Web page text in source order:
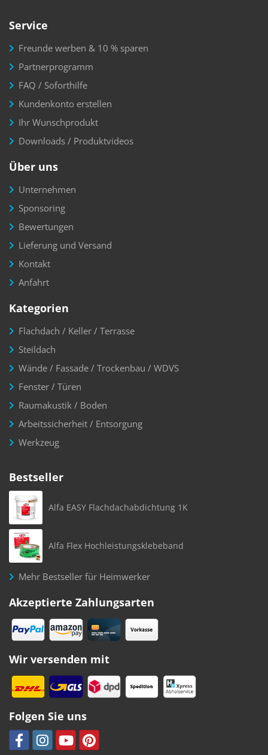
Service
Freunde werben & 10 % sparen
Partnerprogramm
FAQ / Soforthilfe
Kundenkonto erstellen
Ihr Wunschprodukt
Downloads / Produktvideos
Über uns
Unternehmen
Sponsoring
Bewertungen
Lieferung und Versand
Kontakt
Anfahrt
Kategorien
Flachdach / Keller / Terrasse
Steildach
Wände / Fassade / Trockenbau / WDVS
Fenster / Türen
Raumakustik / Boden
Arbeitssicherheit / Entsorgung
Werkzeug
Bestseller
Alfa EASY Flachdachabdichtung 1K
Alfa Flex Hochleistungsklebeband
Mehr Bestseller für Heimwerker
Akzeptierte Zahlungsarten
Wir versenden mit
Folgen Sie uns